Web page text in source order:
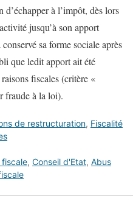
d’échapper à l’impôt, dès lors
jusqu’à son apport
sa forme sociale après
que ledit apport ait été
fiscales (critère «
fraude à la loi).
de restructuration, Fiscalité
, Conseil d'Etat, Abus